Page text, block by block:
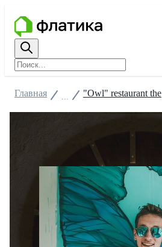
Главная "Owl" restaurant the